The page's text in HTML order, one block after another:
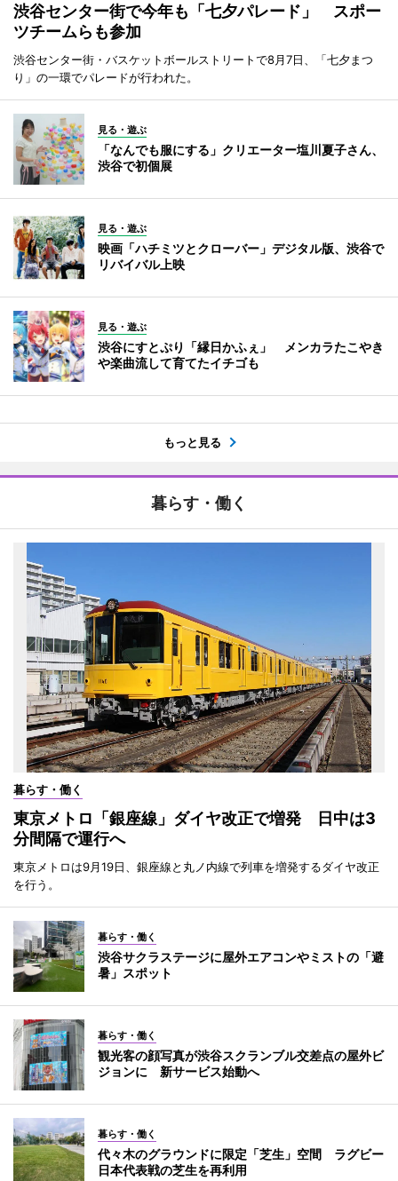
渋谷センター街で今年も「七夕パレード」 スポー
ツチームらも参加
渋谷センター街・バスケットボールストリートで8月7日、「七夕まつ
り」の一環でパレードが行われた。
見る・遊ぶ
「なんでも服にする」クリエーター塩川夏子さん、
渋谷で初個展
見る・遊ぶ
映画「ハチミツとクローバー」デジタル版、渋谷で
リバイバル上映
見る・遊ぶ
渋谷にすとぷり「縁日かふぇ」 メンカラたこやき
や楽曲流して育てたイチゴも
もっと見る
暮らす・働く
暮らす・働く
東京メトロ「銀座線」ダイヤ改正で増発 日中は3
分間隔で運行へ
東京メトロは9月19日、銀座線と丸ノ内線で列車を増発するダイヤ改正
を行う。
暮らす・働く
渋谷サクラステージに屋外エアコンやミストの「避
暑」スポット
暮らす・働く
観光客の顔写真が渋谷スクランブル交差点の屋外ビ
ジョンに 新サービス始動へ
暮らす・働く
代々木のグラウンドに限定「芝生」空間 ラグビー
日本代表戦の芝生を再利用